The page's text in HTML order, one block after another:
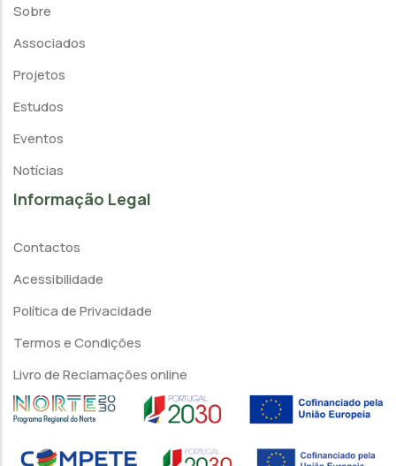
Sobre
Associados
Projetos
Estudos
Eventos
Notícias
Informação Legal
Contactos
Acessibilidade
Política de Privacidade
Termos e Condições
Livro de Reclamações online